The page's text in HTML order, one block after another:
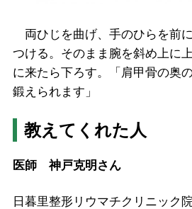
両ひじを曲げ、手のひらを前
つける。そのまま腕を斜め上に
に来たら下ろす。「肩甲骨の奥
鍛えられます」
教えてくれた人
医師 神戸克明さん
日暮里整形リウマチクリニック